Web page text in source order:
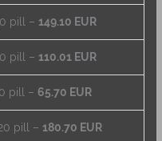
pill – 149.10 EUR
pill – 110.01 EUR
pill – 65.70 EUR
pill – 180.70 EUR